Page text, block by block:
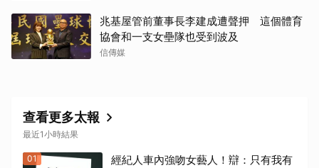
兆基屋管前董事長李建成遭聲押 這個體育
協會和一支女壘隊也受到波及
信傳媒
查看更多太報
最近1小時結果
01
經紀人車內強吻女藝人！辯：只有我有